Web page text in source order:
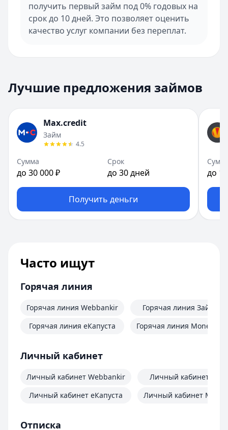
получить первый займ под 0% годовых на
срок до 10 дней. Это позволяет оценить
качество услуг компании без переплат.
Лучшие предложения займов
Max.credit
Займ
4.5
Сумма
до 30 000 ₽
Срок
до 30 дней
Получить деньги
до
Часто ищут
Горячая линия
Горячая линия Webbankir
Горячая линия еКапуста
Горячая линия Займер
Горячая линия
Личный кабинет
Личный кабинет Webbankir
Личный кабинет еКапуста
Личный кабинет
Личный кабинет
Отписка